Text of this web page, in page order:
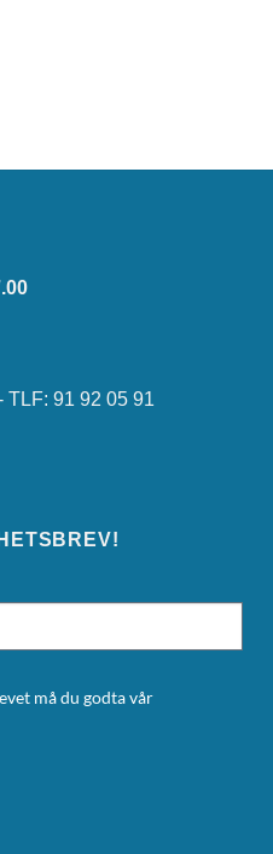
TLF: 91 92 05 91
må du godta vår